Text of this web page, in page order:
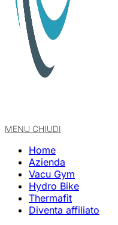
MENU CHIUDI
Home
Azienda
Vacu Gym
Hydro Bike
Thermafit
Diventa affiliato